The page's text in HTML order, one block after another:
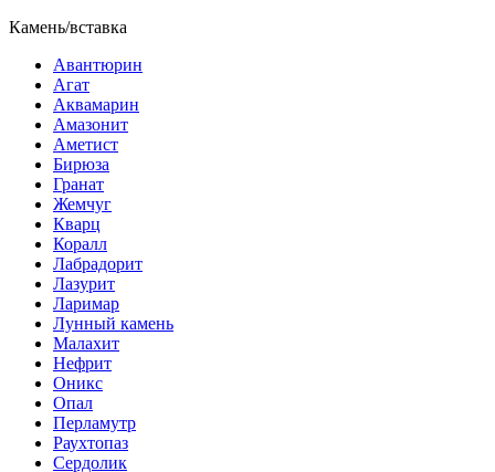
Камень/вставка
Авантюрин
Агат
Аквамарин
Амазонит
Аметист
Бирюза
Гранат
Жемчуг
Кварц
Коралл
Лабрадорит
Лазурит
Ларимар
Лунный камень
Малахит
Нефрит
Оникс
Опал
Перламутр
Раухтопаз
Сердолик